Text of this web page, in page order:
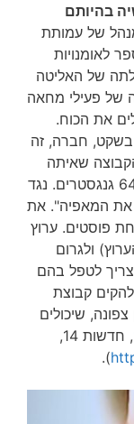
בהיותם
של עמותת
לאומנויות
של האליטה
של פעילי מחאה
את הכוח.
בשקט, חברה, זה
שאיתה
אנחנו מתמודדים. אנחנו מתמודדים מול 64 גנגסטרים. נגד
את המאפיה". את
פוסטים. ערוץ
ולגרום
לטפל בהם
קבוצת
שיכולים
, חדשות 14,
).